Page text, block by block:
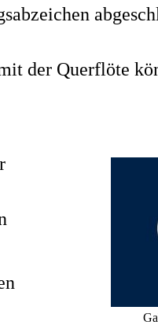
der Querflöte